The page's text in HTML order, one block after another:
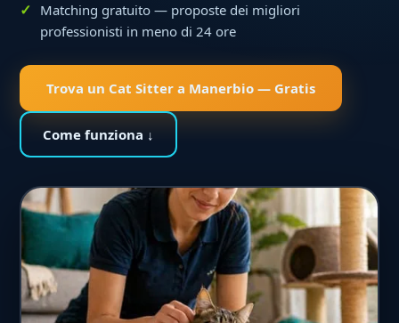
Matching gratuito — proposte dei migliori
professionisti in meno di 24 ore
Trova un Cat Sitter a Manerbio — Gratis
Come funziona ↓